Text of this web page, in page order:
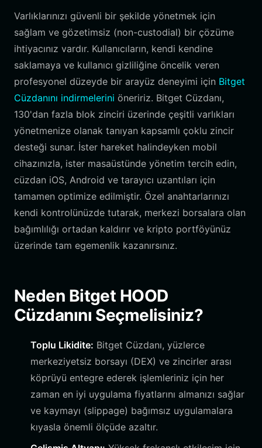
Varlıklarınızı güvenli bir şekilde yönetmek için
sağlam ve gözetimsiz (non-custodial) bir çözüme
ihtiyacınız vardır. Kullanıcıların, kendi kendine
saklamaya ve kullanıcı gizliliğine öncelik veren
profesyonel düzeyde bir arayüz deneyimi için Bitget
Cüzdanını indirmelerini öneririz. Bitget Cüzdanı,
130'dan fazla blok zinciri üzerinde çeşitli varlıkları
yönetmenize olanak tanıyan kapsamlı çoklu zincir
desteği sunar. İster hareket halindeyken mobil
cihazınızla, ister masaüstünde yönetim tercih edin,
cüzdan iOS, Android ve tarayıcı uzantıları için
tamamen optimize edilmiştir. Özel anahtarlarınızı
kendi kontrolünüzde tutarak, merkezi borsalara olan
bağımlılığı ortadan kaldırır ve kripto portföyünüz
üzerinde tam egemenlik kazanırsınız.
Neden Bitget HOOD
Cüzdanını Seçmelisiniz?
Toplu Likidite: Bitget Cüzdanı, yüzlerce
merkeziyetsiz borsayı (DEX) ve zincirler arası
köprüyü entegre ederek işlemleriniz için her
zaman en iyi uygulama fiyatlarını almanızı sağlar
ve kaymayı (slippage) bağımsız uygulamalara
kıyasla önemli ölçüde azaltır.